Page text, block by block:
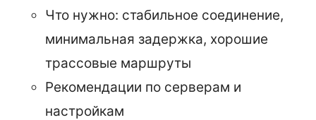
Что нужно: стабильное соединение,
минимальная задержка, хорошие
трассовые маршруты
Рекомендации по серверам и
настройкам